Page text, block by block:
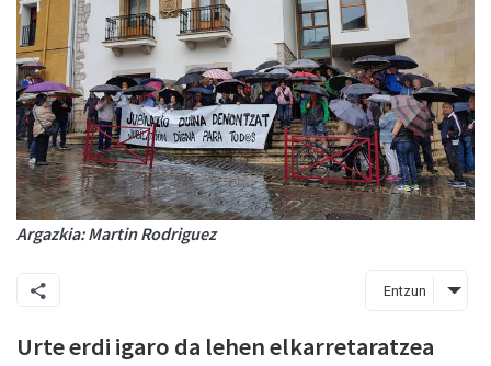
Argazkia: Martin Rodriguez
Entzun
Urte erdi igaro da lehen elkarretaratzea